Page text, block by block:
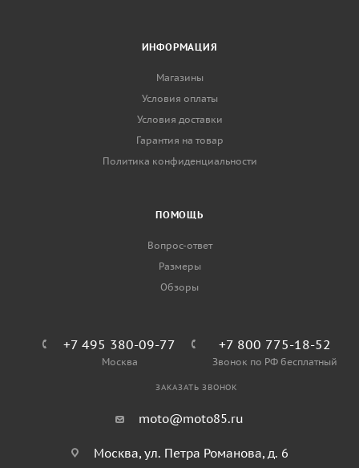
ИНФОРМАЦИЯ
Магазины
Условия оплаты
Условия доставки
Гарантия на товар
Политика конфиденциальности
ПОМОЩЬ
Вопрос-ответ
Размеры
Обзоры
+7 495 380-09-77
Москва
+7 800 775-18-52
Звонок по РФ бесплатный
ЗАКАЗАТЬ ЗВОНОК
moto@moto85.ru
Москва, ул. Петра Романова, д. 6